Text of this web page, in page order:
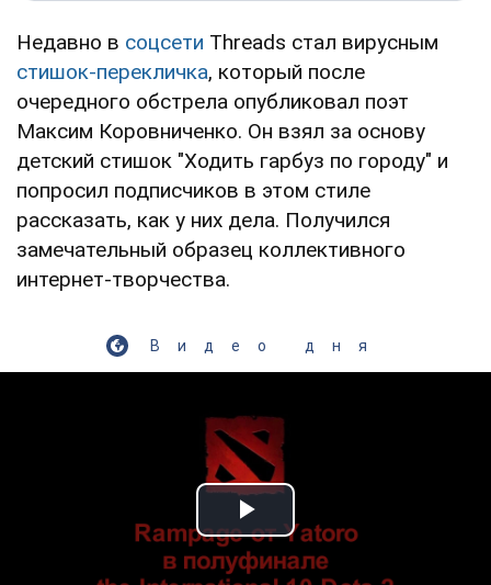
Недавно в соцсети Threads стал вирусным
стишок-перекличка, который после
очередного обстрела опубликовал поэт
Максим Коровниченко. Он взял за основу
детский стишок "Ходить гарбуз по городу" и
попросил подписчиков в этом стиле
рассказать, как у них дела. Получился
замечательный образец коллективного
интернет-творчества.
Видео дня
Play Video